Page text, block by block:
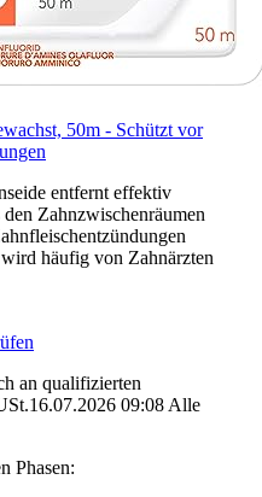
50m - Schützt vor
entfernt effektiv
Zahnzwischenräumen
häufig von Zahnärzten
an qualifizierten
09:08 Alle
Phasen: